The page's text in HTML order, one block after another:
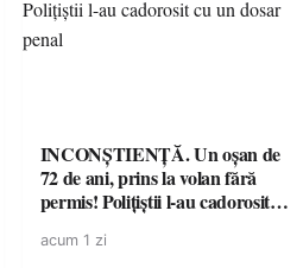
INCONȘTIENȚĂ. Un oșan de
72 de ani, prins la volan fără
permis! Polițiștii l-au cadorosit
acum 1 zi